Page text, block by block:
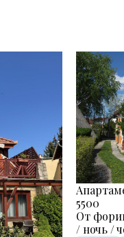
5500
От
/ ночь /